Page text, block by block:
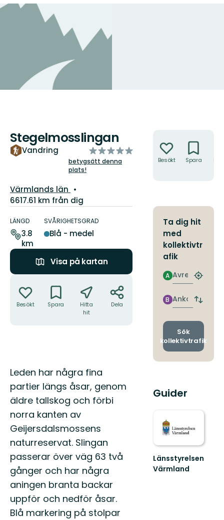
Stegelmosslingan
Vandring
av
5
betygsätt denna
plats!
Län:
Värmlands län
6617.61 km från dig
om
leden
LÄNGD
3.8
km
SVÅRIGHETSGRAD
Blå - medel
Visa på kartan
Besökt Spara
Hitta
hit
Dela
Beskrivning
Leden har några fina
partier längs åsar, genom
äldre tallskog och förbi
norra kanten av
Geijersdalsmossens
naturreservat. Slingan
passerar över väg 63 två
gånger och har några
aningen branta backar
uppför och nedför åsar.
Blå markering på stolpar
Besökt Spara
Ta dig hit
med
kollektivtr
afik
Avresa
A
Hitta
Ankomst
B
Byt
och
Sök
kollektivtrafik
Guider
Länsstyrelsen
Värmland